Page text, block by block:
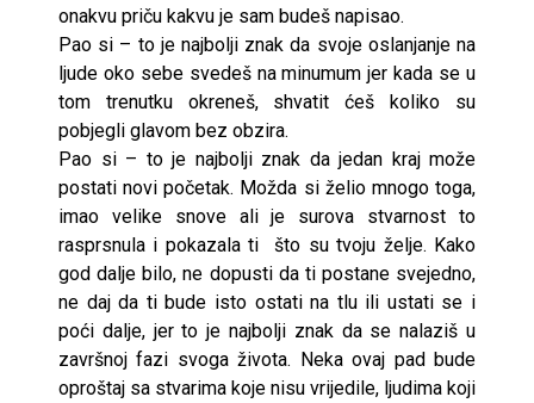
onakvu priču kakvu je sam budeš napisao.
Pao si – to je najbolji znak da svoje oslanjanje na
ljude oko sebe svedeš na minumum jer kada se u
tom trenutku okreneš, shvatit ćeš koliko su
pobjegli glavom bez obzira.
Pao si – to je najbolji znak da jedan kraj može
postati novi početak. Možda si želio mnogo toga,
imao velike snove ali je surova stvarnost to
rasprsnula i pokazala ti što su tvoju želje. Kako
god dalje bilo, ne dopusti da ti postane svejedno,
ne daj da ti bude isto ostati na tlu ili ustati se i
poći dalje, jer to je najbolji znak da se nalaziš u
završnoj fazi svoga života. Neka ovaj pad bude
oproštaj sa stvarima koje nisu vrijedile, ljudima koji